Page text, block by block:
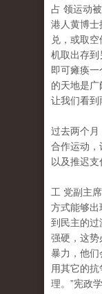
占 领运动
港人黄博士
兑，或取
机取出存到
即可瘫痪
的天地是
让我们看到
过去两个
合作运动，
以及推迟支
工 党副主
方式能够出
到民主的过
强硬，这势
暴力，他们
用其它的
理。”宪政